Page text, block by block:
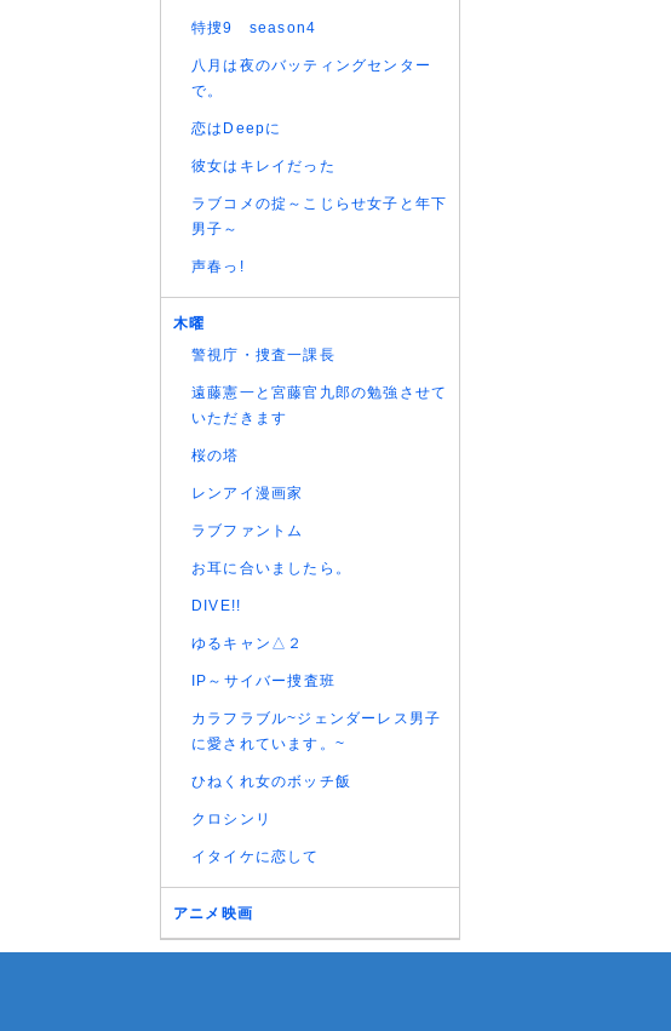
特捜9 season4
八月は夜のバッティングセンター
で。
恋はDeepに
彼女はキレイだった
ラブコメの掟～こじらせ女子と年下
男子～
声春っ!
木曜
警視庁・捜査一課長
遠藤憲一と宮藤官九郎の勉強させて
いただきます
桜の塔
レンアイ漫画家
ラブファントム
お耳に合いましたら。
DIVE!!
ゆるキャン△２
IP～サイバー捜査班
カラフラブル~ジェンダーレス男子
に愛されています。~
ひねくれ女のボッチ飯
クロシンリ
イタイケに恋して
アニメ映画